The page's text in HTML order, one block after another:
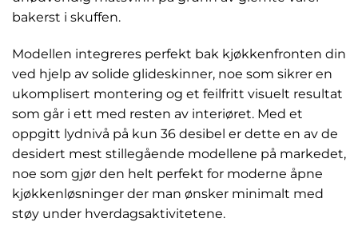
bakerst i skuffen.
Modellen integreres perfekt bak kjøkkenfronten din
ved hjelp av solide glideskinner, noe som sikrer en
ukomplisert montering og et feilfritt visuelt resultat
som går i ett med resten av interiøret. Med et
oppgitt lydnivå på kun 36 desibel er dette en av de
desidert mest stillegående modellene på markedet,
noe som gjør den helt perfekt for moderne åpne
kjøkkenløsninger der man ønsker minimalt med
støy under hverdagsaktivitetene.